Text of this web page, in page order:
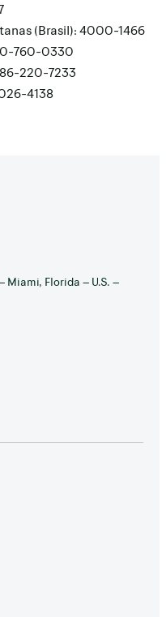
(Brasil): 4000-1466
760-0330
220-7233
4138
Miami, Florida – U.S. –